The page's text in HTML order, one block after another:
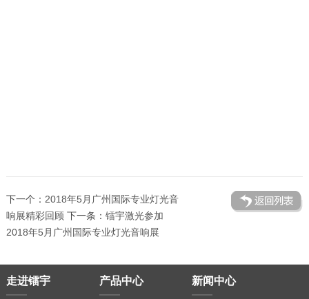
下一个： 2018年5月广州国际专业灯光音
响展精彩回顾 下一条： 镭宇激光参加
2018年5月广州国际专业灯光音响展
走进镭宇 产品中心 新闻中心